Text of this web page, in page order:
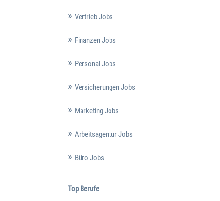
Vertrieb Jobs
Finanzen Jobs
Personal Jobs
Versicherungen Jobs
Marketing Jobs
Arbeitsagentur Jobs
Büro Jobs
Top Berufe